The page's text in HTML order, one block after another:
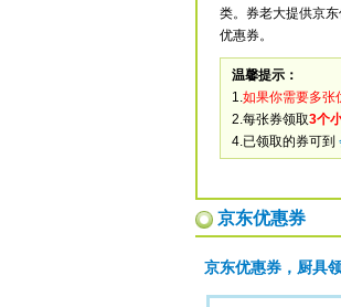
类。券老大提供京
优惠券。
温馨提示：
1.如果你需要多张
2.每张券领取3个
4.已领取的券可到
京东优惠券
京东优惠券，厨具